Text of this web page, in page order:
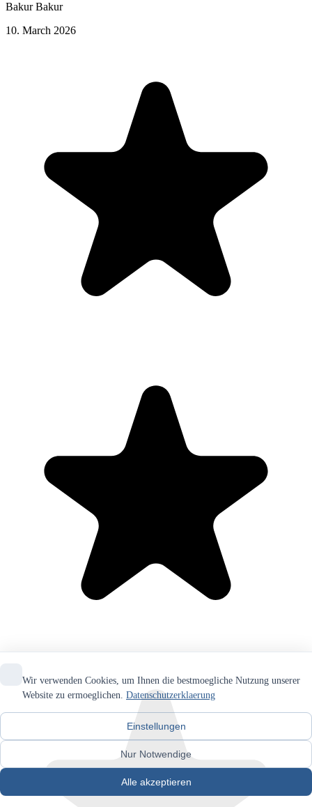
Bakur Bakur
10. March 2026
Wir verwenden Cookies, um Ihnen die bestmoegliche Nutzung unserer
Website zu ermoeglichen. Datenschutzerklaerung
Einstellungen
Nur Notwendige
Alle akzeptieren